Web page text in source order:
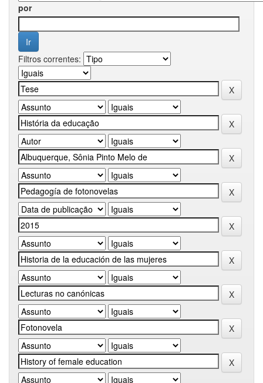
por
Filtros correntes: